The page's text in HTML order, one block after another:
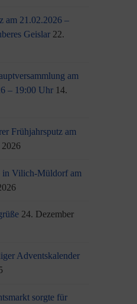
am 21.02.2026 –
Geislar 22.
am
– 19:00 Uhr 14.
Frühjahrsputz am
2026
in Vilich-Müldorf am
24. Dezember
Adventskalender
sorgte für